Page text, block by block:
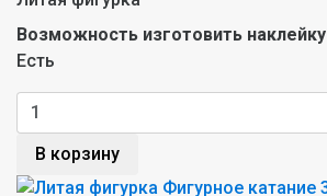
Возможность изготовить наклейку
Есть
В корзину